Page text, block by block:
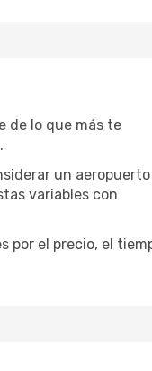
de lo que más te
un
variables con
por el precio, el